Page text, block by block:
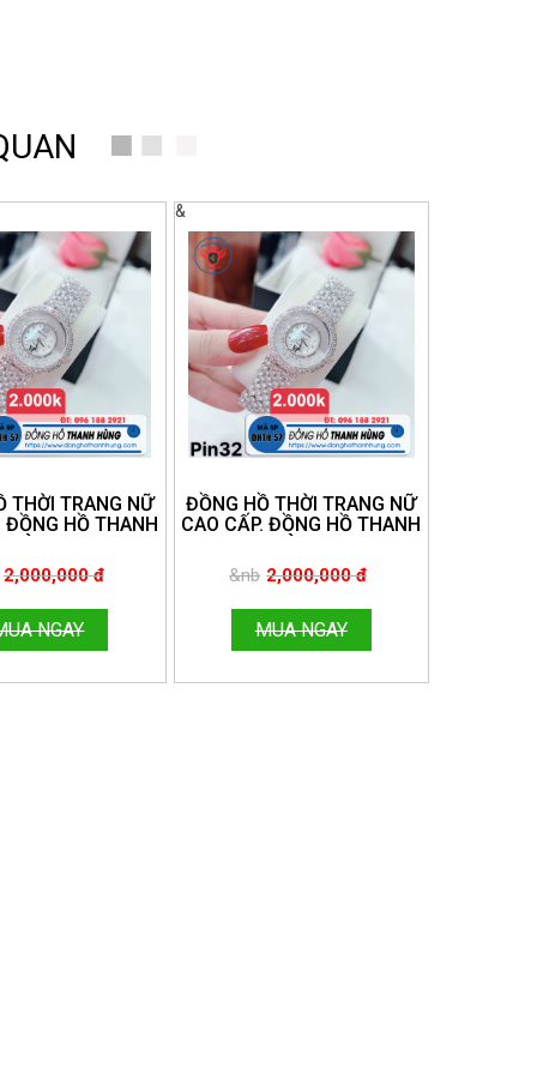
THỜI TRANG NỮ
ĐỒNG HỒ THANH
2,000,000 đ
NGAY
&
ĐỒNG HỒ THỜI TRANG NỮ
CAO CẤP. ĐỒNG HỒ THANH
HOTLINE:096.188.2921
&nb 2,000,000 đ
MUA NGAY